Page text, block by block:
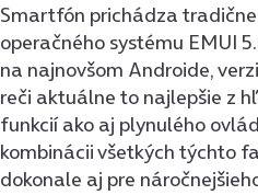
Smartfón prichádza
operačného systému EMUI
na najnovšom Androide,
reči aktuálne to najlepšie z
funkcií ako aj plynulého
kombinácii všetkých týchto
dokonale aj pre